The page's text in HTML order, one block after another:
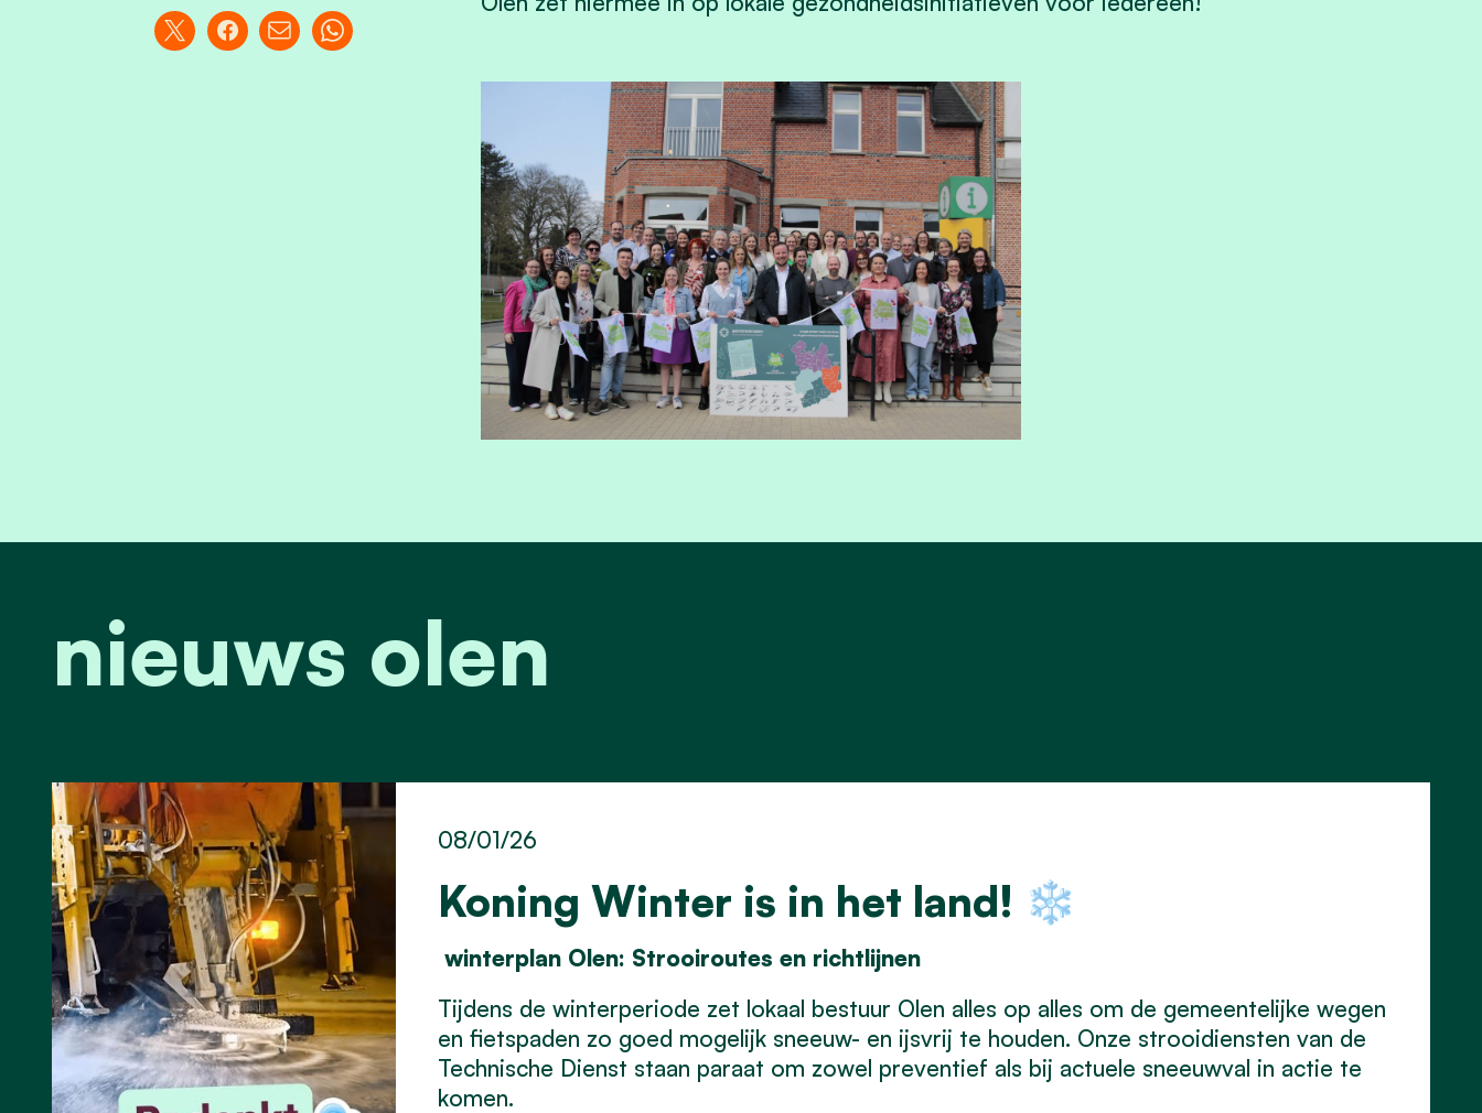
nieuws olen
Koning Winter is in het land! ❄️
08/01/26
winterplan Olen: Strooiroutes en richtlijnen
Tijdens de winterperiode zet lokaal bestuur Olen alles op alles om de gemeentelijke wegen
en fietspaden zo goed mogelijk sneeuw- en ijsvrij te houden. Onze strooidiensten van de
Technische Dienst staan paraat om zowel preventief als bij actuele sneeuwval in actie te
komen.